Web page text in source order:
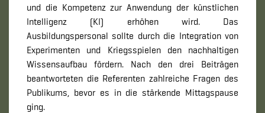
und die Kompetenz zur Anwendung der künstlichen
Intelligenz (KI) erhöhen wird. Das
Ausbildungspersonal sollte durch die Integration von
Experimenten und Kriegsspielen den nachhaltigen
Wissensaufbau fördern. Nach den drei Beiträgen
beantworteten die Referenten zahlreiche Fragen des
Publikums, bevor es in die stärkende Mittagspause
ging.